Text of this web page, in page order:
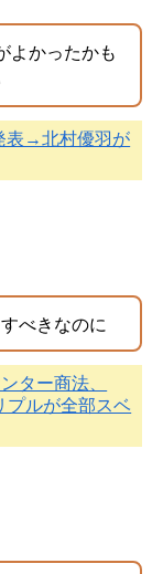
よかったかも
表→北村優羽が
べきなのに
ター商法、
ルが全部スベ